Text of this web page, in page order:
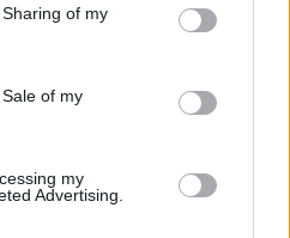
behaviour. You may click to
and its third-party tags to
purposes in below Google
of my
of my
my
Advertising.
i Julii ?
nie po polsku
fochy, a może i